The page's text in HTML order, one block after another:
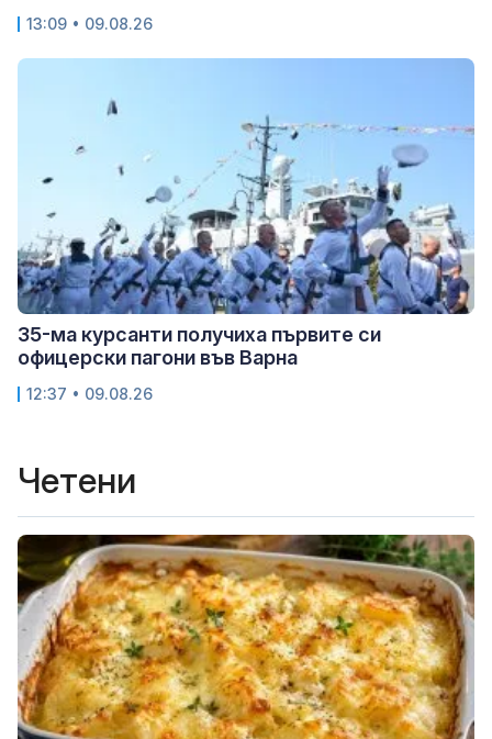
13:09 • 09.08.26
35-ма курсанти получиха първите си
офицерски пагони във Варна
12:37 • 09.08.26
Четени